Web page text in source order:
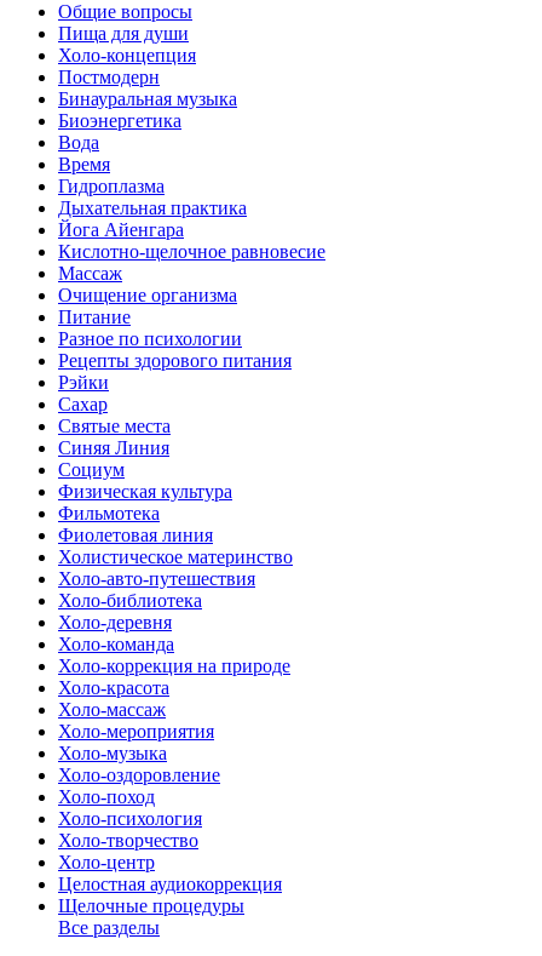
Общие вопросы
Пища для души
Холо-концепция
Постмодерн
Бинауральная музыка
Биоэнергетика
Вода
Время
Гидроплазма
Дыхательная практика
Йога Айенгара
Кислотно-щелочное равновесие
Массаж
Очищение организма
Питание
Разное по психологии
Рецепты здорового питания
Рэйки
Сахар
Святые места
Синяя Линия
Социум
Физическая культура
Фильмотека
Фиолетовая линия
Холистическое материнство
Холо-авто-путешествия
Холо-библиотека
Холо-деревня
Холо-команда
Холо-коррекция на природе
Холо-красота
Холо-массаж
Холо-мероприятия
Холо-музыка
Холо-оздоровление
Холо-поход
Холо-психология
Холо-творчество
Холо-центр
Целостная аудиокоррекция
Щелочные процедуры
Все разделы